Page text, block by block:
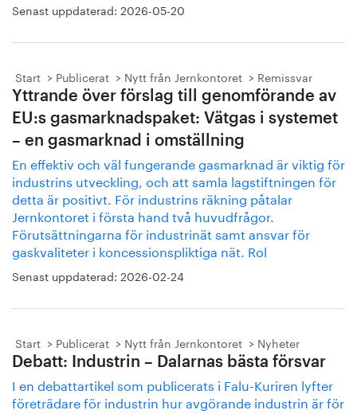
Senast uppdaterad: 2026-05-20
Start Publicerat Nytt från Jernkontoret Remissvar
Yttrande över förslag till genomförande av
EU:s gasmarknadspaket: Vätgas i systemet
– en gasmarknad i omställning
En effektiv och väl fungerande gasmarknad är viktig för
industrins utveckling, och att samla lagstiftningen för
detta är positivt. För industrins räkning påtalar
Jernkontoret i första hand två huvudfrågor.
Förutsättningarna för industrinät samt ansvar för
gaskvaliteter i koncessionspliktiga nät. Rol
Senast uppdaterad: 2026-02-24
Start Publicerat Nytt från Jernkontoret Nyheter
Debatt: Industrin – Dalarnas bästa försvar
I en debattartikel som publicerats i Falu-Kuriren lyfter
företrädare för industrin hur avgörande industrin är för